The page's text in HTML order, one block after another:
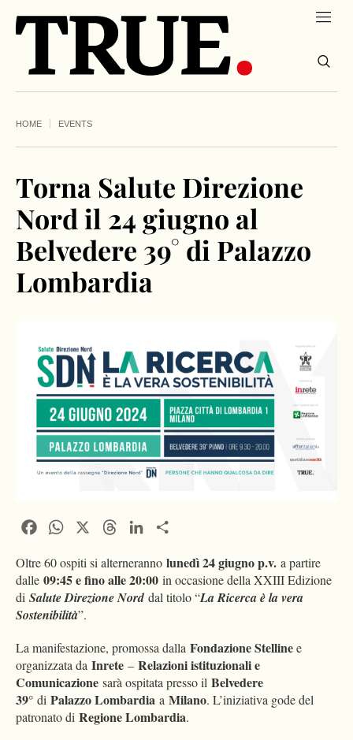
HOME EVENTS
Torna Salute Direzione
Nord il 24 giugno al
Belvedere 39° di Palazzo
Lombardia
FacebookWhatsApp ThreadsLinkedIn
Oltre 60 ospiti si alterneranno lunedì 24 giugno p.v. a partire
dalle 09:45 e fino alle 20:00 in occasione della XXIII Edizione
di Salute Direzione Norddal titolo “La Ricerca è la vera
Sostenibilità”.
La manifestazione, promossa dalla Fondazione Stellinee
organizzata da Inrete – Relazioni istituzionali e
Comunicazione sarà ospitata presso il Belvedere
39° di Palazzo Lombardia a Milano. L’iniziativa gode del
patronato di Regione Lombardia.